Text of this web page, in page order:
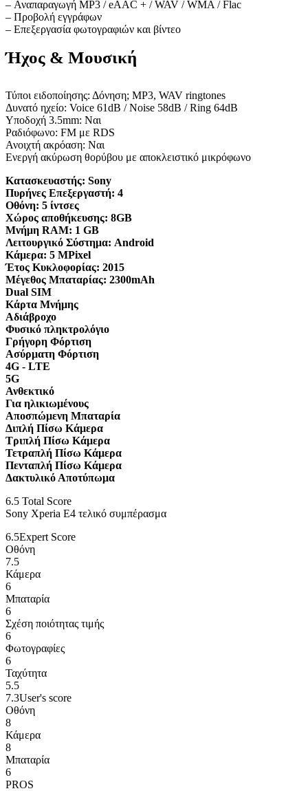
– Αναπαραγωγή MP3 / eAAC + / WAV / WMA / Flac
– Προβολή εγγράφων
– Επεξεργασία φωτογραφιών και βίντεο
Ήχος & Μουσική
Τύποι ειδοποίησης: Δόνηση; MP3, WAV ringtones
Δυνατό ηχείο: Voice 61dB / Noise 58dB / Ring 64dB
Υποδοχή 3.5mm: Ναι
Ραδιόφωνο: FM με RDS
Ανοιχτή ακρόαση: Ναι
Ενεργή ακύρωση θορύβου με αποκλειστικό μικρόφωνο
Κατασκευαστής: Sony
Πυρήνες Επεξεργαστή: 4
Οθόνη: 5 ίντσες
Χώρος αποθήκευσης: 8GB
Μνήμη RAM: 1 GB
Λειτουργικό Σύστημα: Android
Κάμερα: 5 MPixel
Έτος Κυκλοφορίας: 2015
Μέγεθος Μπαταρίας: 2300mAh
Dual SIM
Κάρτα Μνήμης
Αδιάβροχο
Φυσικό πληκτρολόγιο
Γρήγορη Φόρτιση
Ασύρματη Φόρτιση
4G - LTE
5G
Ανθεκτικό
Για ηλικιωμένους
Αποσπώμενη Μπαταρία
Διπλή Πίσω Κάμερα
Τριπλή Πίσω Κάμερα
Τετραπλή Πίσω Κάμερα
Πενταπλή Πίσω Κάμερα
Δακτυλικό Αποτύπωμα
6.5 Total Score
Sony Xperia E4 τελικό συμπέρασμα
6.5Expert Score
Οθόνη
7.5
Κάμερα
6
Μπαταρία
6
Σχέση ποιότητας τιμής
6
Φωτογραφίες
6
Ταχύτητα
5.5
7.3User's score
Οθόνη
8
Κάμερα
8
Μπαταρία
6
PROS